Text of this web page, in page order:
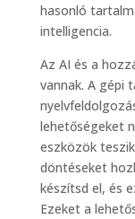
hasonló
intelligencia.
Az AI és a
vannak. A gépi
lehetőségeket
eszközök
döntéseket
készítsd el, és
Ezeket a